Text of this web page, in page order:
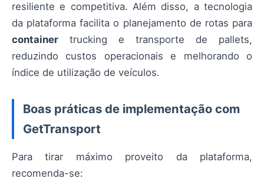
resiliente e competitiva. Além disso, a tecnologia
da plataforma facilita o planejamento de rotas para
container trucking e transporte de pallets,
reduzindo custos operacionais e melhorando o
índice de utilização de veículos.
Boas práticas de implementação com
GetTransport
Para tirar máximo proveito da plataforma,
recomenda-se: